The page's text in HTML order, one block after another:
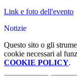
Link e foto dell'evento
Notizie
Questo sito o gli
cookie necessari al
COOKIE POLICY.